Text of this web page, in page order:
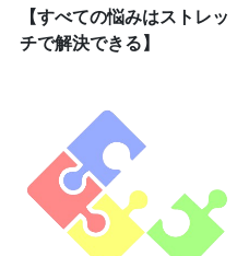
【すべての悩みはストレッ
チで解決できる】